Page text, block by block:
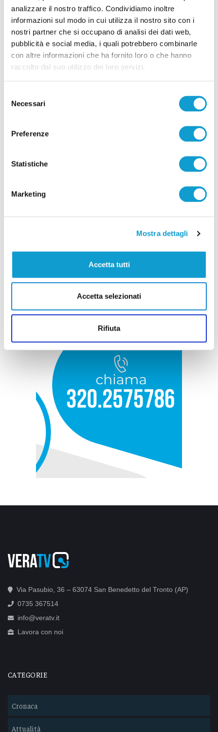
analizzare il nostro traffico. Condividiamo inoltre
informazioni sul modo in cui utilizza il nostro sito con i
nostri partner che si occupano di analisi dei dati web,
pubblicità e social media, i quali potrebbero combinarle
con altre informazioni che ha fornito loro o che hanno
raccolto dal suo utilizzo dei loro servizi.
delNecessari
Preferenze
Statistiche
Marketing
Mostra dettagli
Accetta tutti
Accetta selezionati
Rifiuta
Via Pasubio, 36 – 63074 San Benedetto del Tronto (AP)
0735 367514
info@veratv.it
Lavora con noi
CATEGORIE
Cronaca
Attualità